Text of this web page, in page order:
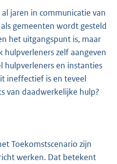
jaren in communicatie van
gemeenten wordt gesteld
het uitgangspunt is, maar
hulpverleners zelf aangeven
hulpverleners en instanties
ineffectief is en teveel
van daadwerkelijke hulp?
Toekomstscenario zijn
werken. Dat betekent